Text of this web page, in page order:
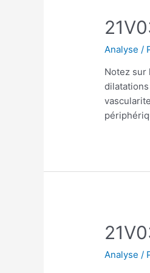
Analyse /
Notez sur
Analyse /